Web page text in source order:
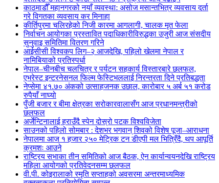
काठमाडौँ महानगरको नयाँ व्यवस्था: असोज मसान्तभित्र व्यवसाय दर्ता
गरे विगतका व्यवसाय कर मिनाहा
कीर्तिपुरमा चलिरहेको निजी कारमा आगलागी, चालक मृत फेला
निर्वाचन आयोगका प्रस्तावित पदाधिकारीविरुद्धका उजुरी आज संसदीय
सुनुवाइ समितिमा वितरण गरिने
आईसीसी विश्वकप लिग–२ आजदेखि, पहिलो खेलमा नेपाल र
नामिबियाको प्रतिस्पर्धा
नेपाल–चीनबीच चलचित्र र पर्यटन सहकार्य विस्तारबारे छलफल,
एभरेस्ट इन्टरनेसनल फिल्म फेस्टिभललाई निरन्तरता दिने प्रतिबद्धता
नेप्सेमा ४१.७० अंकको उत्साहजनक उछाल, कारोबार ५ अर्ब ५१ करोड
रुपैयाँ नाघ्यो
पुँजी बजार र बीमा क्षेत्रका सरोकारवालासँग आज प्रधानमन्त्रीको
छलफल
अर्जेन्टिनालाई हराउँदै स्पेन दोस्रो पटक विश्वविजेता
साउनको पहिलो सोमबार : देशभर भगवान् शिवको विशेष पूजा–आराधना
नेपालमा आज १ हजार २५० मेट्रिक टन डीएपी मल भित्रिँदै, थप आपूर्ति
क्रमशः आउने
राष्ट्रिय सभाका तीन समितिको आज बैठक, ऐन कार्यान्वयनदेखि राष्ट्रिय
महिला आयोगको प्रतिवेदनसम्म छलफल
वी.पी. कोइरालाको स्मृति सप्ताहको अवसरमा अन्तरमाध्यमिक